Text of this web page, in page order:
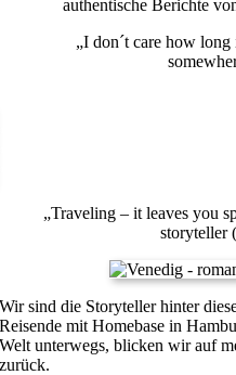
authentische Berichte
„I don´t care how
„Traveling – it leaves you
storyteller
Wir sind die Storyteller hinter
Reisende mit Homebase in
Welt unterwegs, blicken wir auf
zurück.